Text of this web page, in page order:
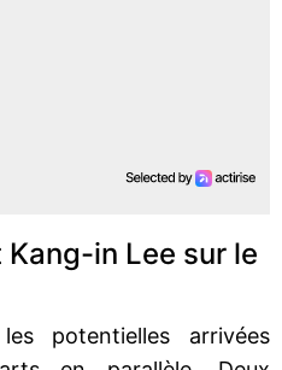
Kang-in Lee sur le
potentielles arrivées